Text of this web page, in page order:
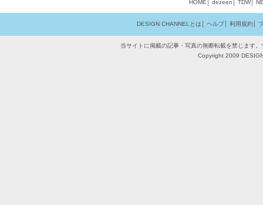
HOME
dezeen TDW│
DESIGN CHANNELとは ヘルプ│ 利用規約│
当サイトに掲載の記事・写真の無断転載を禁じます
Copyright 2009